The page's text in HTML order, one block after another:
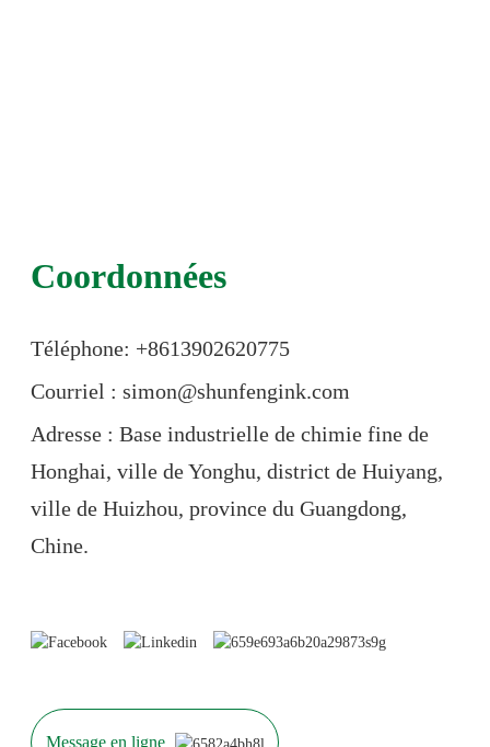
Coordonnées
Téléphone: +8613902620775
Courriel : simon@shunfengink.com
Adresse : Base industrielle de chimie fine de
Honghai, ville de Yonghu, district de Huiyang,
ville de Huizhou, province du Guangdong,
Chine.
Message en ligne